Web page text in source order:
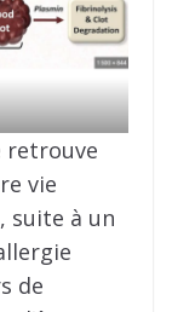
retrouve
vie
suite à un
de